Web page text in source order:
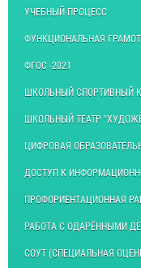
УЧЕБНЫЙ ПРОЦЕСС
ФУНКЦИОНАЛЬНАЯ
ФГОС -2021
ШКОЛЬНЫЙ СПОРТИВНЫЙ
ШКОЛЬНЫЙ ТЕАТР
ЦИФРОВАЯ
ДОСТУП К
ПРОФОРИЕНТАЦИОННАЯ
РАБОТА С ОДАРЁННЫМИ
СОУТ (СПЕЦИАЛЬНАЯ